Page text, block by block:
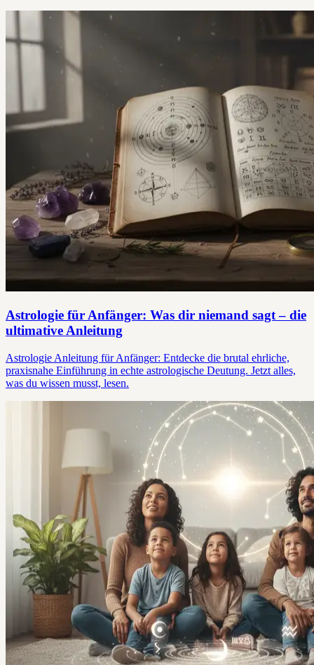
Astrologie für Anfänger: Was dir niemand sagt – die
ultimative Anleitung
Astrologie Anleitung für Anfänger: Entdecke die brutal ehrliche,
praxisnahe Einführung in echte astrologische Deutung. Jetzt alles,
was du wissen musst, lesen.